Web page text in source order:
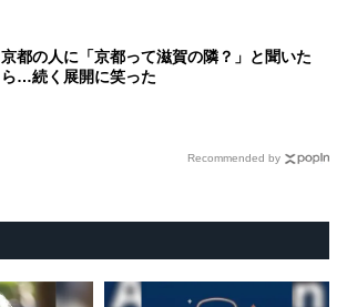
京都の人に「京都って滋賀の隣？」と聞いた
ら…続く展開に笑った
Recommended by